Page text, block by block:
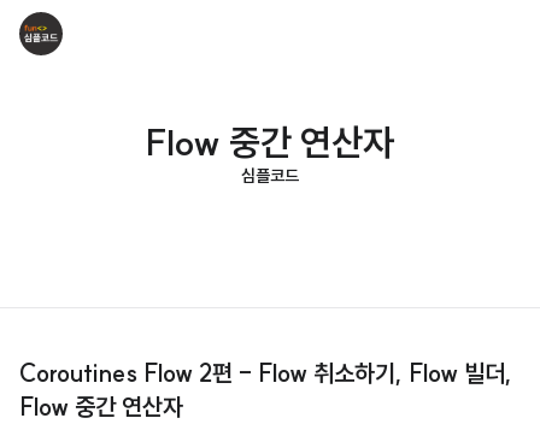
Flow 중간 연산자
심플코드
Coroutines Flow 2편 - Flow 취소하기, Flow 빌더,
Flow 중간 연산자